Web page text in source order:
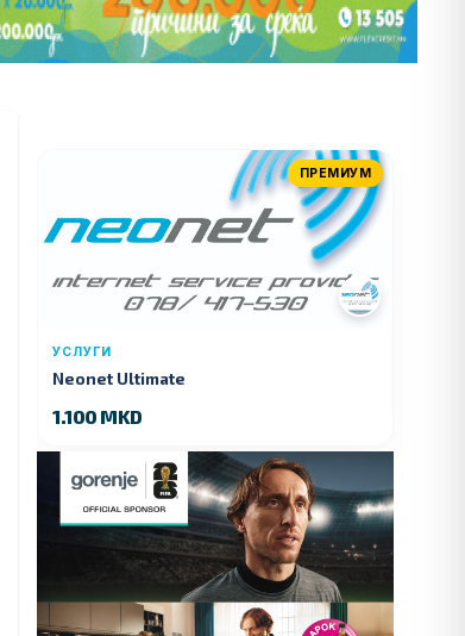
ПРЕМИУМ
УСЛУГИ
Neonet Ultimate
1.100 MKD